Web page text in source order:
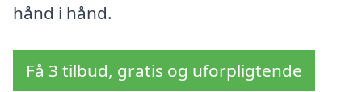
hånd i hånd.
Få 3 tilbud, gratis og uforpligtende